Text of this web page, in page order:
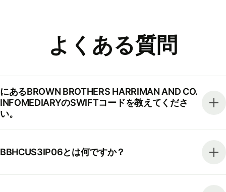
よくある質問
にあるBROWN BROTHERS HARRIMAN AND CO.
INFOMEDIARYのSWIFTコードを教えてくださ
い。
BBHCUS3IP06とは何ですか？